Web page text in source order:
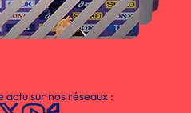
actu sur nos réseaux :